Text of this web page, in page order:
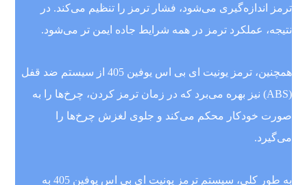
ترمز اندازه‌گیری می‌شود، فشار ترمز را تنظیم می‌کند. در
نتیجه، عملکرد ترمز در همه شرایط جاده ایمن تر می‌شود.
همچنین، ترمز یونیت ای بی اس یوفین 405 از سیستم ضد قفل
(ABS) نیز بهره می‌برد که در زمان ترمز کردن، چرخ‌ها را به
صورت خودکار محکم می‌کند و جلوی لغزش چرخ‌ها را
می‌گیرد.
به طور کلی، سیستم ترمز یونیت ای بی اس یوفین 405 به